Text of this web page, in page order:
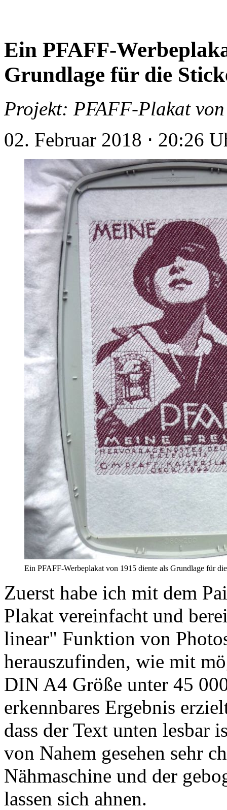
Ein PFAFF-
Grundlage für die
Projekt: PFAFF-Plakat
02. Februar 2018 ⋅ 20:26
Ein PFAFF-Werbeplakat von 1915 diente als Grundlage für
Zuerst habe ich mit dem
Plakat vereinfacht und
linear" Funktion von
herauszufinden, wie mit
DIN A4 Größe unter 45
erkennbares Ergebnis
dass der Text unten lesbar
von Nahem gesehen sehr
Nähmaschine und der
lassen sich ahnen.